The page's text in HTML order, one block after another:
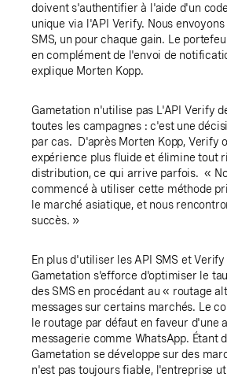
doivent s'authentifier à l'aide d'un
unique via l'API Verify. Nous
SMS, un pour chaque gain. Le
en complément de l'envoi de
explique Morten Kopp.
Gametation n'utilise pas L'API Verify
toutes les campagnes : c'est une
par cas. D'après Morten Kopp, Verify
expérience plus fluide et élimine tout
distribution, ce qui arrive parfois. «
commencé à utiliser cette méthode
le marché asiatique, et nous
succès. »
En plus d'utiliser les API SMS et Verify
Gametation s'efforce d'optimiser le
des SMS en procédant au « routage
messages sur certains marchés. Le
le routage par défaut en faveur d'une
messagerie comme WhatsApp. Étant
Gametation se développe sur des
n'est pas toujours fiable, l'entreprise